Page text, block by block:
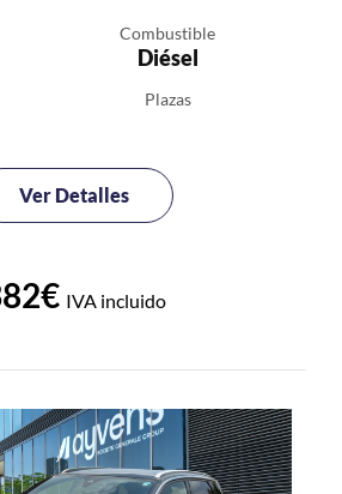
Combustible
Diésel
Plazas
Ver Detalles
IVA incluido